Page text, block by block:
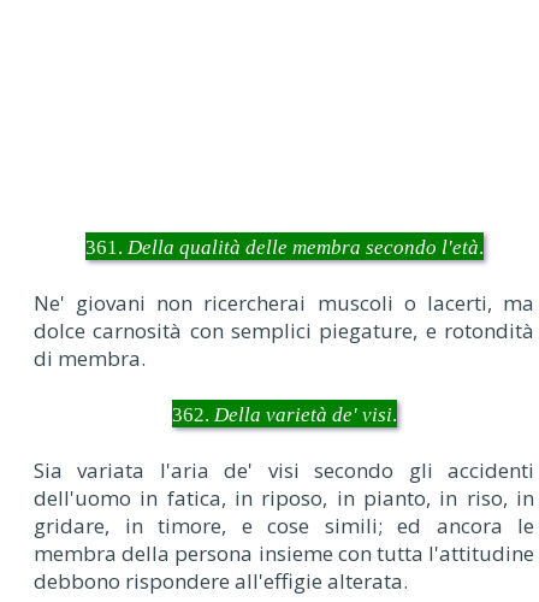
361. Della qualità delle membra secondo l'età.
Ne' giovani non ricercherai muscoli o lacerti, ma
dolce carnosità con semplici piegature, e rotondità
di membra.
362. Della varietà de' visi.
Sia variata l'aria de' visi secondo gli accidenti
dell'uomo in fatica, in riposo, in pianto, in riso, in
gridare, in timore, e cose simili; ed ancora le
membra della persona insieme con tutta l'attitudine
debbono rispondere all'effigie alterata.